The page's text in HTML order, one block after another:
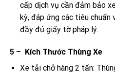
cấp dịch vụ cần đảm bảo
kỳ, đáp ứng các tiêu chuẩn
đầy đủ giấy tờ pháp lý.
5 – Kích Thước Thùng Xe
Xe tải chở hàng 2 tấn: